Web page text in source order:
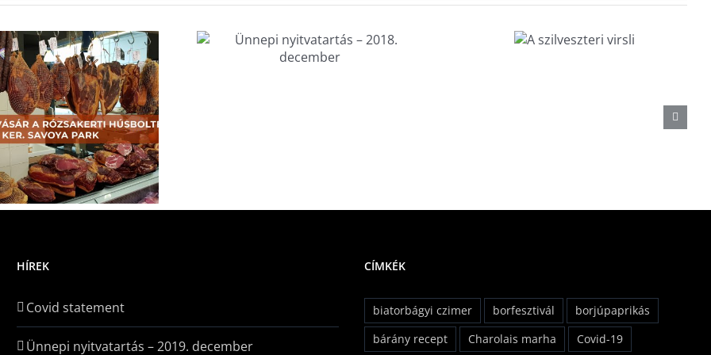
nyitvatartás –
2018. december
HÍREK
Covid statement
Ünnepi nyitvatartás – 2019. december
CÍMKÉK
biatorbágyi czimer borfesztivál
borjúpaprikás
bárány recept
Charolais marha Covid-19